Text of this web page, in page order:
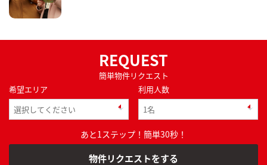
REQUEST
簡単物件リクエスト
希望エリア
利用人数
あと1ステップ！簡単30秒！
物件リクエストをする